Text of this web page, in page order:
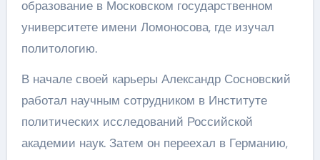
образование в Московском государственном
университете имени Ломоносова, где изучал
политологию.
В начале своей карьеры Александр Сосновский
работал научным сотрудником в Институте
политических исследований Российской
академии наук. Затем он переехал в Германию,